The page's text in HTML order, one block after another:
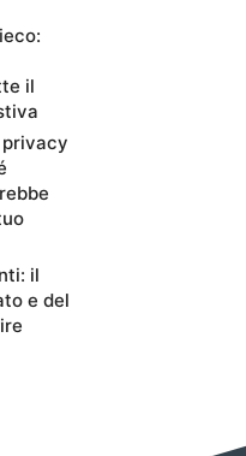
il
il
e del